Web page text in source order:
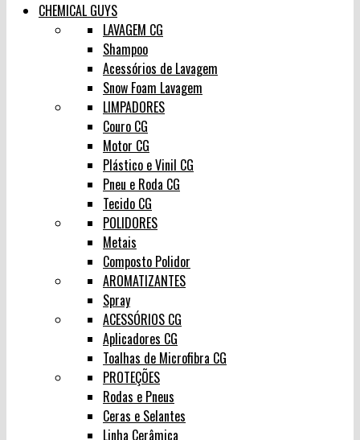
CHEMICAL GUYS
LAVAGEM CG
Shampoo
Acessórios de Lavagem
Snow Foam Lavagem
LIMPADORES
Couro CG
Motor CG
Plástico e Vinil CG
Pneu e Roda CG
Tecido CG
POLIDORES
Metais
Composto Polidor
AROMATIZANTES
Spray
ACESSÓRIOS CG
Aplicadores CG
Toalhas de Microfibra CG
PROTEÇÕES
Rodas e Pneus
Ceras e Selantes
Linha Cerâmica